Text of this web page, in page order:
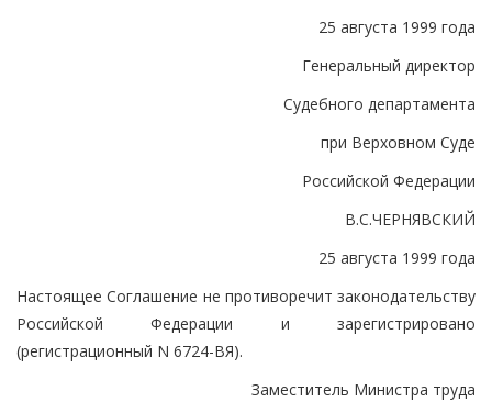
25 августа 1999 года
Генеральный директор
Судебного департамента
при Верховном Суде
Российской Федерации
В.С.ЧЕРНЯВСКИЙ
25 августа 1999 года
Настоящее Соглашение не противоречит законодательству
Российской Федерации и зарегистрировано
(регистрационный N 6724-ВЯ).
Заместитель Министра труда